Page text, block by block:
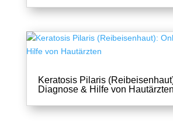
Keratosis Pilaris
Diagnose & Hilfe von Hautärzten